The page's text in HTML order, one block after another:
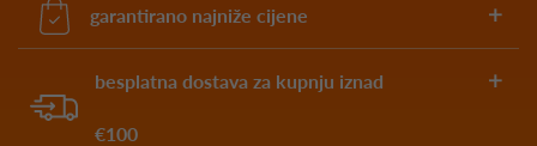
garantirano najniže cijene
besplatna dostava za kupnju iznad
€100